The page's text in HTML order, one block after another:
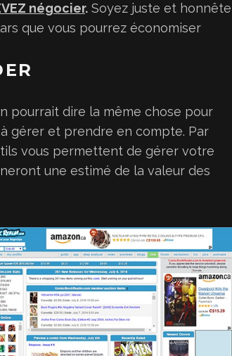
négocier. Soyez juste et honnête
que vous pourrez économiser
pourrait dire la même chose pour
gérer et prendre en compte. Par
vous permettent de gérer votre
une estimé de la valeur des